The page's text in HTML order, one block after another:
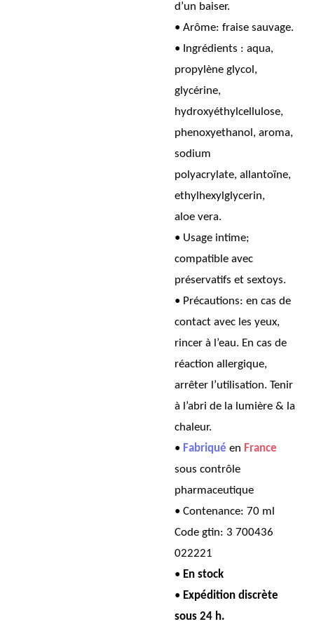
d’un baiser.
• Arôme: fraise sauvage.
• Ingrédients : aqua,
propylène glycol,
glycérine,
hydroxyéthylcellulose,
phenoxyethanol, aroma,
sodium
polyacrylate, allantoïne,
ethylhexylglycerin,
aloe vera.
• Usage intime;
compatible avec
préservatifs et sextoys.
• Précautions: en cas de
contact avec les yeux,
rincer à l’eau. En cas de
réaction allergique,
arrêter l’utilisation. Tenir
à l’abri de la lumière & la
chaleur.
• Fabriqué en France
sous contrôle
pharmaceutique
• Contenance: 70 ml
Code gtin: 3 700436
022221
• En stock
• Expédition discrète
sous 24 h.